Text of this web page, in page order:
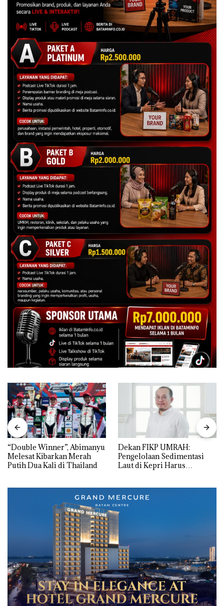
“Double Winner”, Abimanyu
Melesat Kibarkan Merah
Putih Dua Kali di Thailand
Dekan FIKP UMRAH:
Pengelolaan Sedimentasi
Laut di Kepri Harus
dengan Konservasi